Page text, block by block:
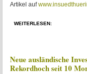
Artikel auf
WEITERLESEN:
Neue ausländische
Rekordhoch seit 10